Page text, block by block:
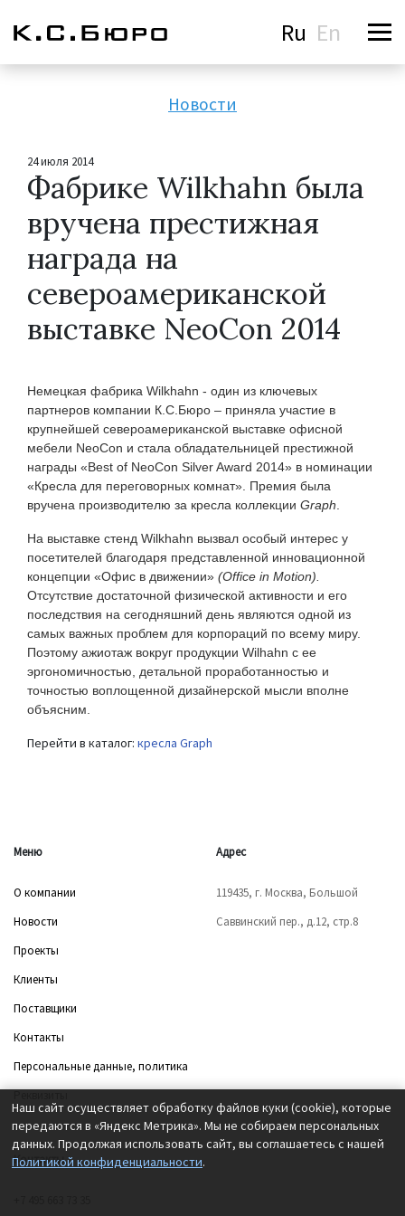
Ru En
Новости
24 июля 2014
Фабрике Wilkhahn была
вручена престижная
награда на
североамериканской
выставке NeoCon 2014
Немецкая фабрика Wilkhahn - один из ключевых
партнеров компании К.С.Бюро – приняла участие в
крупнейшей североамериканской выставке офисной
мебели NeoCon и стала обладательницей престижной
награды «Best of NeoCon SilverAward 2014» в номинации
«Кресла для переговорных комнат». Премия была
вручена производителю за кресла коллекции Graph
На выставке стенд Wilkhahn вызвал особый интерес у
посетителей благодаря представленной инновационной
концепции «Офис в движении» (Office in Motion).
Отсутствие достаточной физической активности и его
последствия на сегодняшний день являются одной из
самых важных проблем для корпораций по всему миру.
Поэтому ажиотаж вокруг продукции Wilhahn с ее
эргономичностью, детальной проработанностью и
точностью воплощенной дизайнерской мысли вполне
объясним.
Перейти в каталог: кресла Graph
Меню
О компании
Новости
Проекты
Клиенты
Поставщики
Контакты
Персональные данные, политика
Адрес
119435, г. Москва, Большой
Саввинский пер., д.12, стр.8
Контакты
Наш сайт осуществляет обработку файлов куки (cookie), которые
передаются в «Яндекс Метрика». Мы не собираем персональных
данных. Продолжая использовать сайт, вы соглашаетесь с нашей
Политикой конфиденциальности.